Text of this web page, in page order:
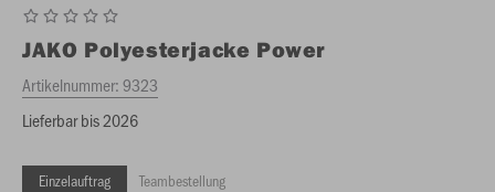
JAKO Polyesterjacke Power
Artikelnummer:9323
Lieferbar bis 2026
Einzelauftrag Teambestellung